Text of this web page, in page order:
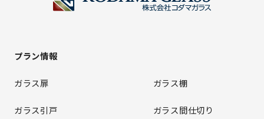
プラン情報
ガラス扉 ガラス棚
ガラス引戸 ガラス間仕切り